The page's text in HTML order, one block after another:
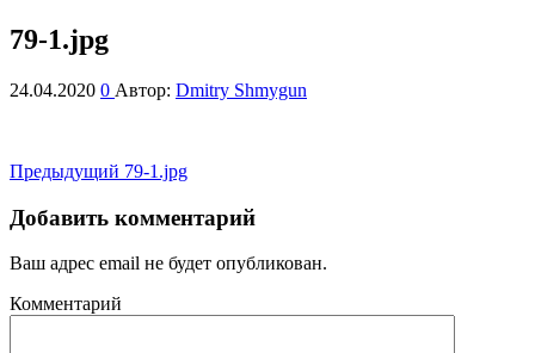
79-1.jpg
24.04.2020 0 Автор: Dmitry Shmygun
Навигация
по
записям
Предыдущая
Предыдущий 79-1.jpg
Добавить комментарий
Ваш адрес email не будет опубликован.
Комментарий